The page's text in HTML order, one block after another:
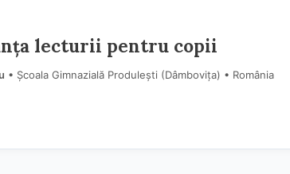
lecturii pentru copii
• Școala Gimnazială Produlești (Dâmboviţa) • România